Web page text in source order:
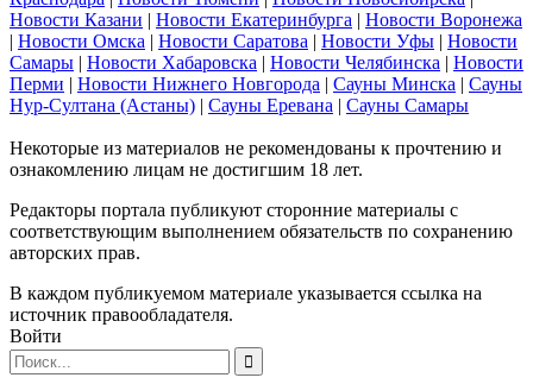
Новости Казани | Новости Екатеринбурга | Новости Воронежа
| Новости Омска | Новости Саратова | Новости Уфы | Новости
Самары | Новости Хабаровска | Новости Челябинска | Новости
Перми | Новости Нижнего Новгорода | Сауны Минска | Сауны
Нур-Султана (Астаны) | Сауны Еревана | Сауны Самары
Некоторые из материалов не рекомендованы к прочтению и
ознакомлению лицам не достигшим 18 лет.
Редакторы портала публикуют сторонние материалы с
соответствующим выполнением обязательств по сохранению
авторских прав.
В каждом публикуемом материале указывается ссылка на
источник правообладателя.
Войти